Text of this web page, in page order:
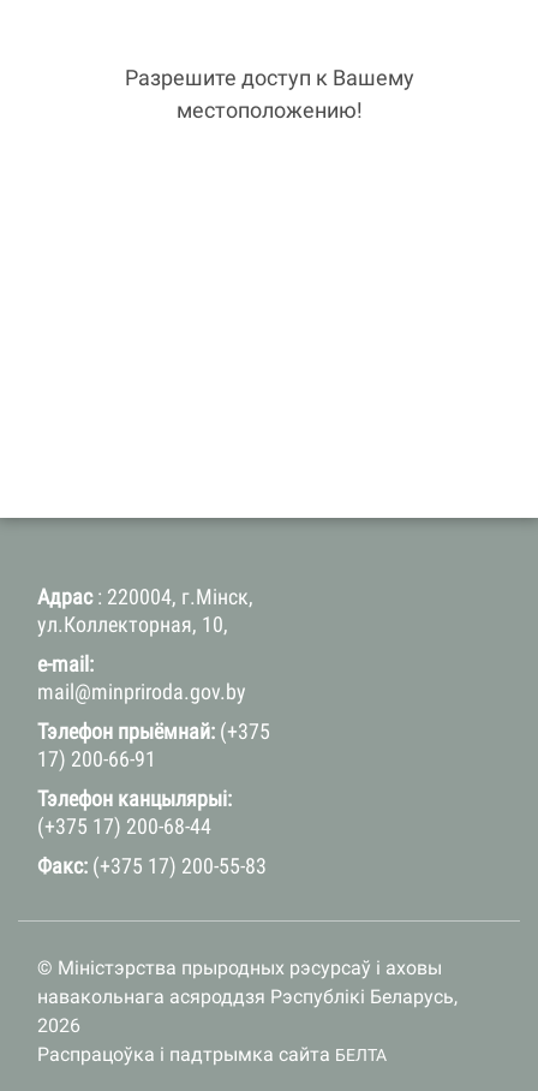
Разрешите доступ к Вашему
местоположению!
Адрас: 220004, г.Мінск,
ул.Коллекторная, 10,
e-mail:
mail@minpriroda.gov.by
Тэлефон прыёмнай: (+375
17) 200-66-91
Тэлефон канцылярыі:
(+375 17) 200-68-44
Факс: (+375 17) 200-55-83
© Міністэрства прыродных рэсурсаў і аховы
навакольнага асяроддзя Рэспублікі Беларусь,
2026
Распрацоўка і падтрымка сайта БЕЛТА